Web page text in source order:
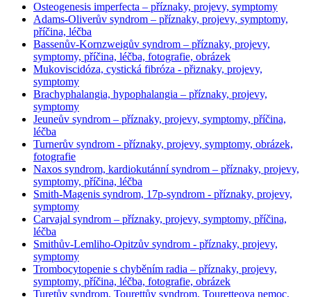
Osteogenesis imperfecta – příznaky, projevy, symptomy
Adams-Oliverův syndrom – příznaky, projevy, symptomy,
příčina, léčba
Bassenův-Kornzweigův syndrom – příznaky, projevy,
symptomy, příčina, léčba, fotografie, obrázek
Mukoviscidóza, cystická fibróza - přiznaky, projevy,
symptomy
Brachyphalangia, hypophalangia – příznaky, projevy,
symptomy
Jeuneův syndrom – příznaky, projevy, symptomy, příčina,
léčba
Turnerův syndrom - příznaky, projevy, symptomy, obrázek,
fotografie
Naxos syndrom, kardiokutánní syndrom – příznaky, projevy,
symptomy, příčina, léčba
Smith-Magenis syndrom, 17p-syndrom - příznaky, projevy,
symptomy
Carvajal syndrom – příznaky, projevy, symptomy, příčina,
léčba
Smithův-Lemliho-Opitzův syndrom - příznaky, projevy,
symptomy
Trombocytopenie s chyběním radia – příznaky, projevy,
symptomy, příčina, léčba, fotografie, obrázek
Turetův syndrom, Tourettův syndrom, Touretteova nemoc,